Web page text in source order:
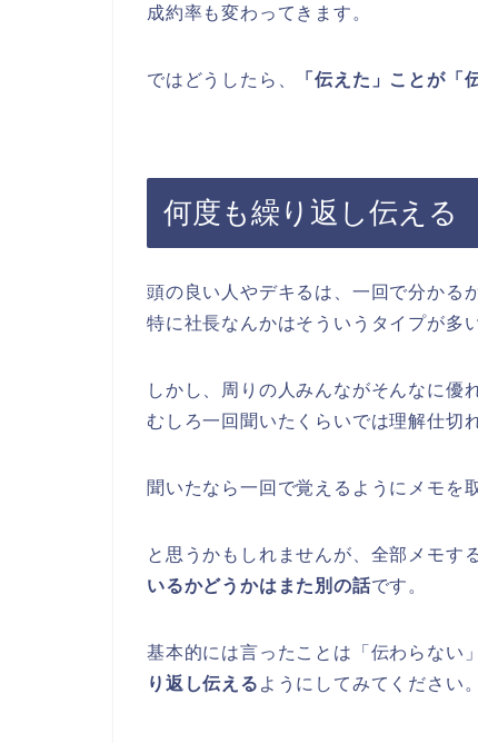
成約率も変わってきます。
ではどうしたら、 「伝えた」ことが「
何度も繰り返し伝える
頭の良い人やデキるは、一回で分かる
特に社長なんかはそういうタイプが多
しかし、周りの人みんながそんなに優
むしろ一回聞いたくらいでは理解仕切
聞いたなら一回で覚えるようにメモを
と思うかもしれませんが、全部メモす
いるかどうかはまた別の話です。
基本的には言ったことは「伝わらない
り返し伝える ようにしてみてください。